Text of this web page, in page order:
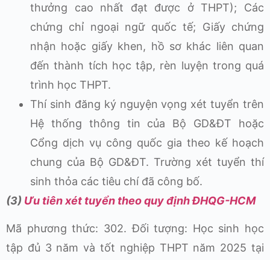
thưởng cao nhất đạt được ở THPT); Các
chứng chỉ ngoại ngữ quốc tế; Giấy chứng
nhận hoặc giấy khen, hồ sơ khác liên quan
đến thành tích học tập, rèn luyện trong quá
trình học THPT.
Thí sinh đăng ký nguyện vọng xét tuyển trên
Hệ thống thông tin của Bộ GD&ĐT hoặc
Cổng dịch vụ công quốc gia theo kế hoạch
chung của Bộ GD&ĐT. Trường xét tuyển thí
sinh thỏa các tiêu chí đã công bố.
(3) Ưu tiên xét tuyển theo quy định ĐHQG-HCM
Mã phương thức: 302. Đối tượng: Học sinh học
tập đủ 3 năm và tốt nghiệp THPT năm 2025 tại